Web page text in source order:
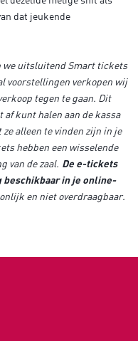
dat jeukende
we uitsluitend Smart tickets
voorstellingen verkopen wij
tegen te gaan. Dit
kunt halen aan de kassa
alleen te vinden zijn in je
hebben een wisselende
van de zaal. De e-tickets
in je online-
en niet overdraagbaar.